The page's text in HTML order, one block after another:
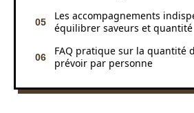
Les accompagnements
équilibrer saveurs et quantité
FAQ pratique sur la quantité
prévoir par personne